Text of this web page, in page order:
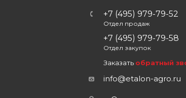
+7 (495) 979-79-52
Отдел продаж
+7 (495) 979-79-58
Отдел закупок
Заказать обратный
info@etalon-agro.ru